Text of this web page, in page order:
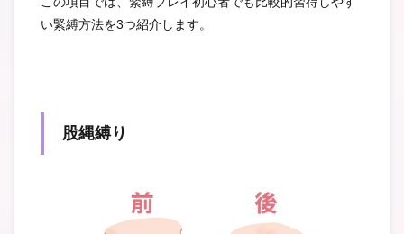
い緊縛方法を3つ紹介します。
股縄縛り